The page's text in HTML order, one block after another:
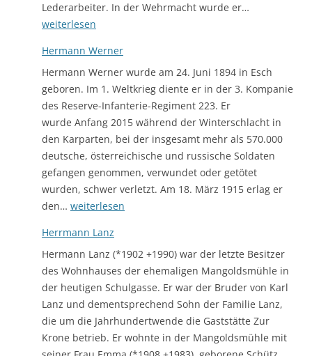
Lederarbeiter. In der Wehrmacht wurde er…
weiterlesen
Hermann Werner
Hermann Werner wurde am 24. Juni 1894 in Esch
geboren. Im 1. Weltkrieg diente er in der 3. Kompanie
des Reserve-Infanterie-Regiment 223. Er
wurde Anfang 2015 während der Winterschlacht in
den Karparten, bei der insgesamt mehr als 570.000
deutsche, österreichische und russische Soldaten
gefangen genommen, verwundet oder getötet
wurden, schwer verletzt. Am 18. März 1915 erlag er
den… Hermann
weiterlesen
Herrmann Lanz
Hermann Lanz (*1902 +1990) war der letzte Besitzer
des Wohnhauses der ehemaligen Mangoldsmühle in
der heutigen Schulgasse. Er war der Bruder von Karl
Lanz und dementsprechend Sohn der Familie Lanz,
die um die Jahrhundertwende die Gaststätte Zur
Krone betrieb. Er wohnte in der Mangoldsmühle mit